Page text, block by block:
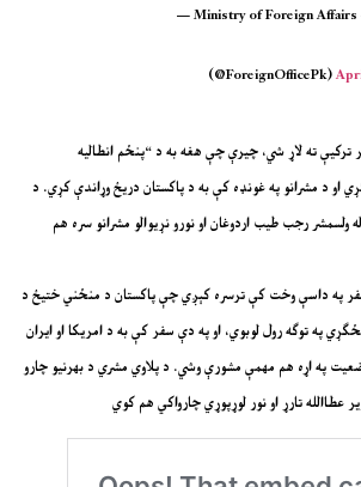
— Ministry of Foreign Affairs
(@ForeignOfficePk)
ترکیې ته لاړ شي، چیرې چې هغه به د “پنځم انطالیه
او د مشرانو په غونډه کې به د پاکستان دریځ وړاندې کړي. د
ولسمشر رجب طیب اردوغان او نورو نړیوالو مشرانو سره هم
سفر په داسې وخت کې ترسره کېږي چې پاکستان د منځني ختیځ د
په توګه رول لوبوي، او په دې سفر کې به د امریکا او ایران
په اړه هم مهمې مشورې وشي. د پلاوي مشري د بهرنیو چارو
عطاالله تارړ او نور لوړپوړي چارواکي هم کوي